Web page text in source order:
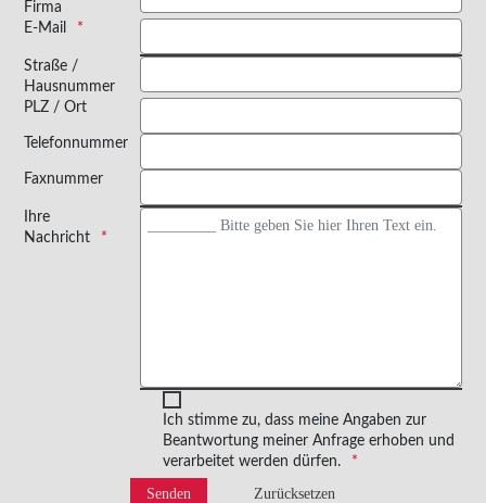
Firma
E-Mail
Straße /
Hausnummer
PLZ / Ort
Telefonnummer
Faxnummer
Ihre
Nachricht
Ich stimme zu, dass meine Angaben zur
Beantwortung meiner Anfrage erhoben und
verarbeitet werden dürfen.